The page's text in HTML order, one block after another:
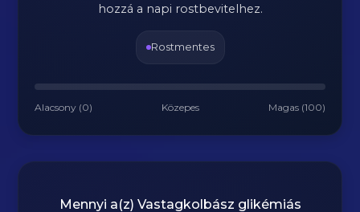
hozzá a napi rostbevitelhez.
Rostmentes
Alacsony (0) Közepes Magas (100)
Mennyi a(z) Vastagkolbász glikémiás